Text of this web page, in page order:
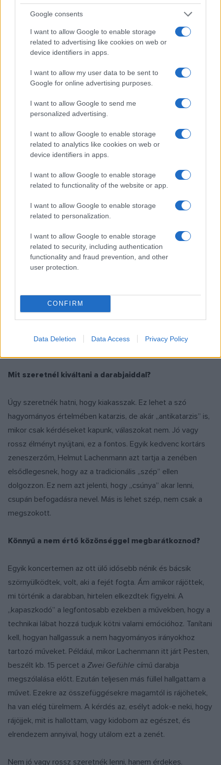
Google consents
I want to allow Google to enable storage
related to advertising like cookies on web or
device identifiers in apps.
I want to allow my user data to be sent to
Google for online advertising purposes.
I want to allow Google to send me
personalized advertising.
I want to allow Google to enable storage
related to analytics like cookies on web or
device identifiers in apps.
I want to allow Google to enable storage
related to functionality of the website or app.
I want to allow Google to enable storage
related to personalization.
I want to allow Google to enable storage
related to security, including authentication
functionality and fraud prevention, and other
user protection.
CONFIRM
Data Deletion Data Access Privacy Policy
komolyzene hallgathatatlan és rossz. Ez nem gátolja,
Erről Arnold Schönberg jut eszembe, aki úgy tekintett a
közönségre, mint akusztikai tényező, ami elnyeli vagy
visszaveri a hangot. Ezzel nem érdemes foglalkoznia az
alkotónak.
Minél több művet ismer az ember, annál jobban látja, hol tart
zeneszerzőként. Elsősorban a saját műveltsége ad erre jó
Mit szeretnél kiváltani a darabjaiddal?
Úgy szeretnék hatni, hogy kiakasszak. Ez lehet a szó
hagyományos értelmében katarzis, de akár „antikatarzis” is,
mikor csak kérdéseket kapunk, válaszokat nem. Jó vagy
rossz élményt nyújtani, ez a fontos. Egyik kedvenc kortárs
zeneszerzőm, Helmut Lachenmann azt tartja a zenében
elsődlegesnek, hogy az a tradicionális „szép” ellen
dolgozzon. Ez nem azt jelenti, hogy „csúnya” akar lenni,
csupán befogadásra nevel. Más is lehet szép, nem csak a
megszokott.
Könnyű a nem értő közönséggel megbarátkoznod?
Egyik koncertemen az ott ülő idősebb nénik és bácsik
szörnyülködtek, volt, aki a fejét fogta. Ám amikor rájöttek,
mi történik a darabban, hirtelen elkezdtek figyelni. A
„kapaszkodó” a legfontosabb ezekben a művekben, hogy a
technikai lábat hozzá tudjuk kötni valami emócióhoz. Tanítani
kell, hogyan hallgassuk a nem hagyományos irányokhoz
tartozó műveket. Például, mikor Lachenmann itt járt Pesten,
beszélt kb. 15 percet a Zwei Gefühle című darabja
megszólalása előtt. Ezután teljesen más füllel hallgattam a
művet. Ezekre az összefüggésekre magamtól is rájöhetek,
ha van elég türelmem. A kérdés az, esélyt adok-e neki, hogy
rájöjjek, mit is hallottam, vagy kidobom az egészet, és
elrendezem annyival, hogy utálom ezt a zenét.
Nem jó vagy rossz szeretnék lenni, hanem érdekes.